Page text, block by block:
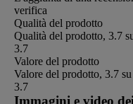
verifica
Qualità del prodotto
Qualità del prodotto, 3.7
3.7
Valore del prodotto
Valore del prodotto, 3.7
3.7